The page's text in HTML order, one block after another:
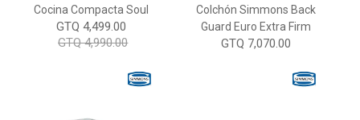
Cocina Compacta Soul
GTQ 4,499.00
GTQ 4,990.00
Colchón Simmons Back
Guard Euro Extra Firm
GTQ 7,070.00